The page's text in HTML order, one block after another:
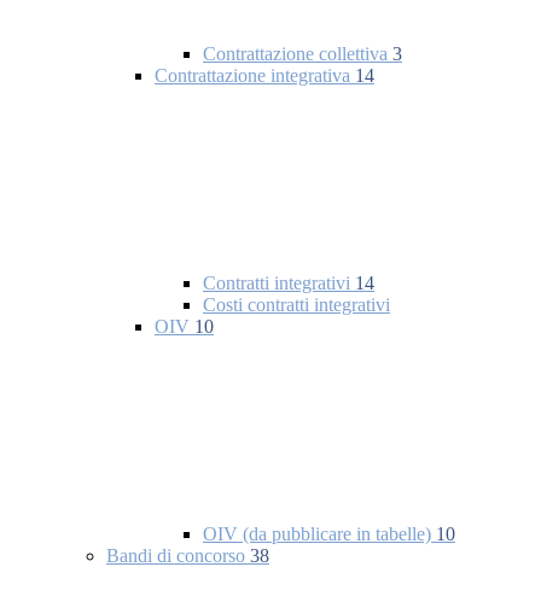
Contrattazione collettiva 3
Contrattazione integrativa 14
Contratti integrativi 14
Costi contratti integrativi
OIV 10
OIV (da pubblicare in tabelle) 10
Bandi di concorso 38